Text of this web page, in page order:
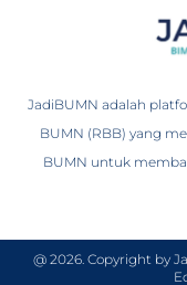
JadiBUMN adalah
BUMN (RBB) yang
BUMN untuk
@ 2026. Copyright by